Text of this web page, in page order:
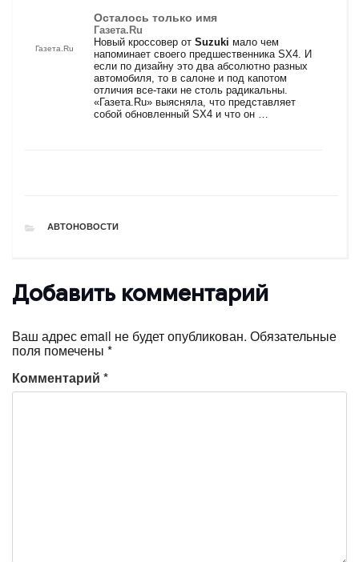
Газета.Ru
Осталось только имя
Газета.Ru
Новый кроссовер отSuzuki мало чем
напоминает своего предшественника SX4. И
если по дизайну это два абсолютно разных
автомобиля, то в салоне и под капотом
отличия все-таки не столь радикальны.
«Газета.Ru» выясняла, что представляет
собой обновленный SX4 и что он …
РУБРИКИ
АВТОНОВОСТИ
Добавить комментарий
Ваш адрес email не будет опубликован. Обязательные
поля помечены *
Комментарий *